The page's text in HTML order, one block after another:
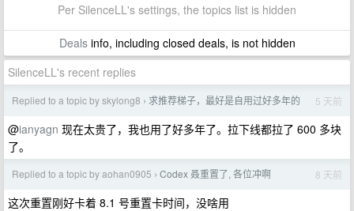
Per SilenceLL's settings, the topics list is hidden
Dealsinfo, including closed deals, is not hidden
SilenceLL's recent replies
Replied to a topic by skylong8 › 求推荐梯子，最好是自用过好多年的 5 天前
@ianyagn 现在太贵了，我也用了好多年了。拉下线都拉了 600 多块
了。
Replied to a topic by aohan0905 › Codex 叒重置了, 各位冲啊 8 天前
这次重置刚好卡着 8.1 号重置卡时间，没啥用